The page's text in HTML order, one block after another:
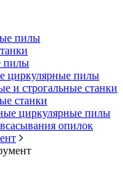
пилы
пилы
циркулярные пилы
и строгальные станки
станки
циркулярные пилы
опилок